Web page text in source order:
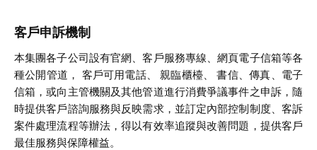
客戶申訴機制
本集團各子公司設有官網、客戶服務專線、網頁電子信箱等各
種公開管道， 客戶可用電話、 親臨櫃檯、 書信、傳真、電子
信箱，或向主管機關及其他管道進行消費爭議事件之申訴，隨
時提供客戶諮詢服務與反映需求，並訂定內部控制制度、客訴
案件處理流程等辦法，得以有效率追蹤與改善問題，提供客戶
最佳服務與保障權益。